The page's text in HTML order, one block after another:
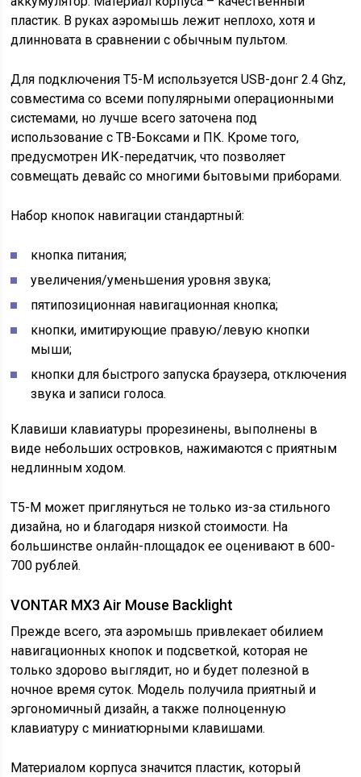
пластик. В руках аэромышь лежит неплохо, хотя и
длинновата в сравнении с обычным пультом.
Для подключения T5-M используется USB-донг 2.4 Ghz,
совместима со всеми популярными операционными
системами, но лучше всего заточена под
использование с ТВ-Боксами и ПК. Кроме того,
предусмотрен ИК-передатчик, что позволяет
совмещать девайс со многими бытовыми приборами.
Набор кнопок навигации стандартный:
кнопка питания;
увеличения/уменьшения уровня звука;
пятипозиционная навигационная кнопка;
кнопки, имитирующие правую/левую кнопки
мыши;
кнопки для быстрого запуска браузера, отключения
звука и записи голоса.
Клавиши клавиатуры прорезинены, выполнены в
виде небольших островков, нажимаются с приятным
недлинным ходом.
T5-M может приглянуться не только из-за стильного
дизайна, но и благодаря низкой стоимости. На
большинстве онлайн-площадок ее оценивают в 600-
700 рублей.
VONTAR MX3 Air Mouse Backlight
Прежде всего, эта аэромышь привлекает обилием
навигационных кнопок и подсветкой, которая не
только здорово выглядит, но и будет полезной в
ночное время суток. Модель получила приятный и
эргономичный дизайн, а также полноценную
клавиатуру с миниатюрными клавишами.
Материалом корпуса значится пластик, который